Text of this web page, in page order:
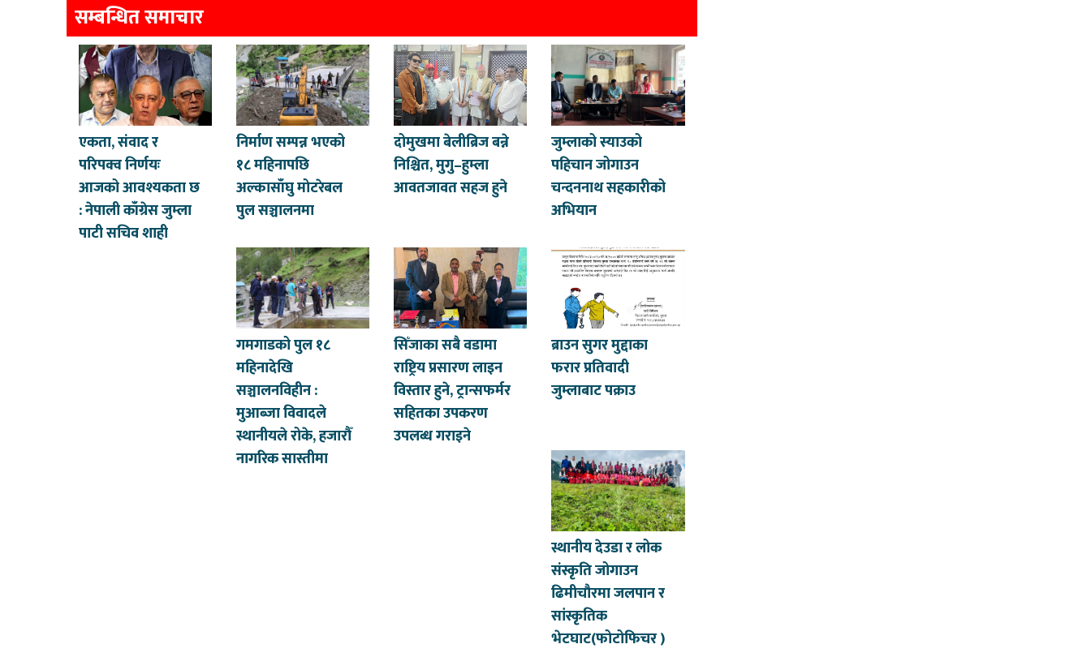
सम्बन्धित समाचार
एकता, संवाद र
परिपक्व निर्णयः
आजको आवश्यकता छ
: नेपाली काँग्रेस जुम्ला
पाटी सचिव शाही
निर्माण सम्पन्न भएको
१८ महिनापछि
अल्कासाँघु मोटरेबल
पुल सञ्चालनमा
दोमुखमा बेलीब्रिज बन्ने
निश्चित, मुगु–हुम्ला
आवतजावत सहज हुने
जुम्लाको स्याउको
पहिचान जोगाउन
चन्दननाथ सहकारीको
अभियान
गमगाडको पुल १८
महिनादेखि
सञ्चालनविहीन :
मुआब्जा विवादले
स्थानीयले रोके, हजारौँ
नागरिक सास्तीमा
सिँजाका सबै वडामा
राष्ट्रिय प्रसारण लाइन
विस्तार हुने, ट्रान्सफर्मर
सहितका उपकरण
उपलब्ध गराइने
ब्राउन सुगर मुद्दाका
फरार प्रतिवादी
जुम्लाबाट पक्राउ
स्थानीय देउडा र लोक
संस्कृति जोगाउन
ढिमीचौरमा जलपान र
सांस्कृतिक
भेटघाट(फोटोफिचर )